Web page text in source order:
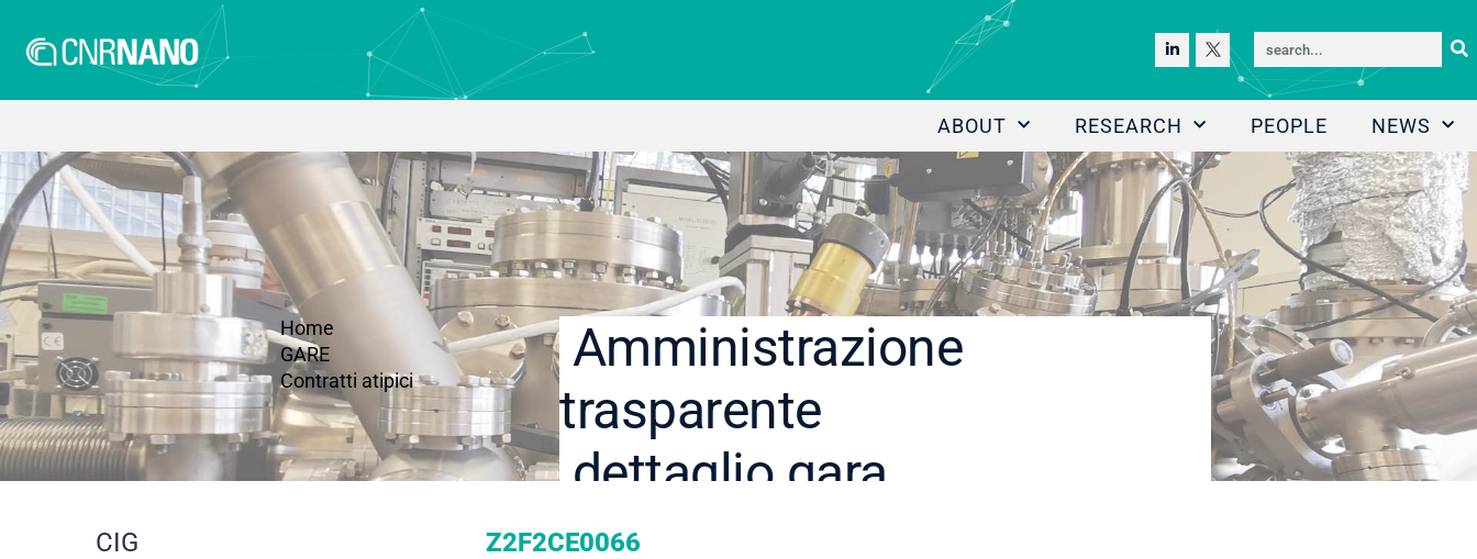
ABOUT RESEARCH PEOPLE NEWS
Home
GARE
Contratti atipici
Amministrazione
trasparente
dettaglio gara
CIG Z2F2CE0066